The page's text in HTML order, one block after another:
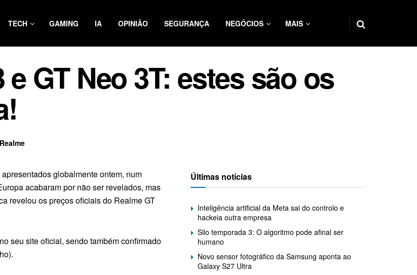
TECH GAMING IA OPINIÃO SEGURANÇA NEGÓCIOS MAIS
e GT Neo 3T: estes são os
Realme
globalmente ontem, num
acabaram por não ser revelados, mas
revelou os preços oficiais do Realme GT
seu site oficial, sendo também confirmado
Últimas notícias
Inteligência artificial da Meta sai do controlo e
hackeia outra empresa
Silo temporada 3: O algoritmo pode afinal ser
humano
Novo sensor fotográfico da Samsung aponta ao
Galaxy S27 Ultra